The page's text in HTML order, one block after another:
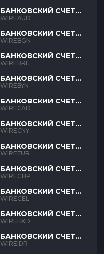
БАНКОВСКИЙ СЧЕТ
AUD
WIREAUD
БАНКОВСКИЙ СЧЕТ
BGN
WIREBGN
БАНКОВСКИЙ СЧЕТ
BRL
WIREBRL
БАНКОВСКИЙ СЧЕТ
BYN
WIREBYN
БАНКОВСКИЙ СЧЕТ
CAD
WIRECAD
БАНКОВСКИЙ СЧЕТ
CNY
WIRECNY
БАНКОВСКИЙ СЧЕТ
EUR
WIREEUR
БАНКОВСКИЙ СЧЕТ
GBP
WIREGBP
БАНКОВСКИЙ СЧЕТ
GEL
WIREGEL
БАНКОВСКИЙ СЧЕТ
HKD
WIREHKD
БАНКОВСКИЙ СЧЕТ
IDR
WIREIDR